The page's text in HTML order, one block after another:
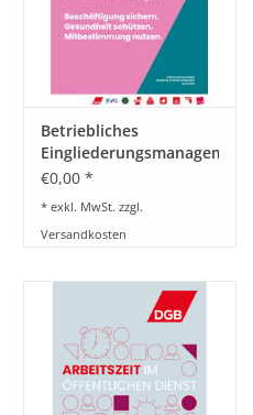
Betriebliches
Eingliederungsmanagement
– Handlungshilfe für
€0,00 *
* exkl. MwSt. zzgl.
Versandkosten